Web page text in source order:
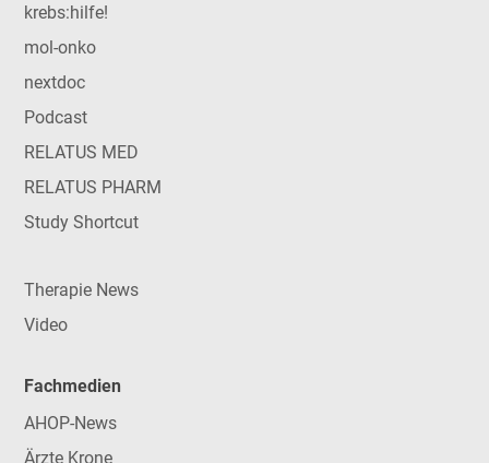
krebs:hilfe!
mol-onko
nextdoc
Podcast
RELATUS MED
RELATUS PHARM
Study Shortcut
Therapie News
Video
Fachmedien
AHOP-News
Ärzte Krone